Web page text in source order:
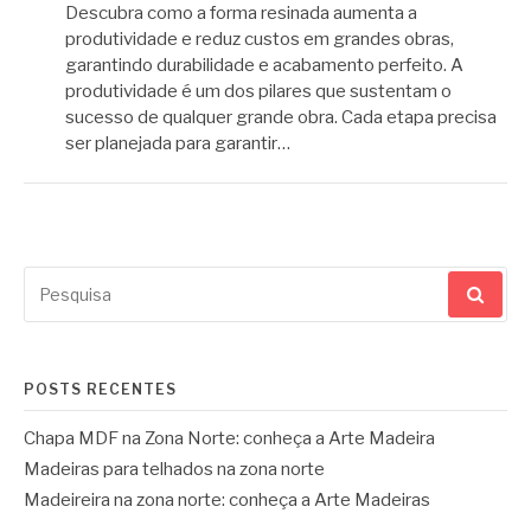
Descubra como a forma resinada aumenta a
produtividade e reduz custos em grandes obras,
garantindo durabilidade e acabamento perfeito. A
produtividade é um dos pilares que sustentam o
sucesso de qualquer grande obra. Cada etapa precisa
ser planejada para garantir…
por:
POSTS RECENTES
Chapa MDF na Zona Norte: conheça a Arte Madeira
Madeiras para telhados na zona norte
Madeireira na zona norte: conheça a Arte Madeiras